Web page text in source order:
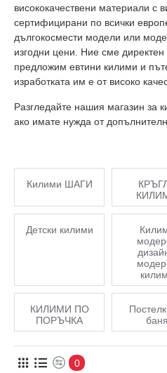
висококачествени материали с
сертифицирани по всички
дългокосмести модели или
изгодни цени. Ние сме
предложим евтини килими и
изработката им е от високо
Разгледайте нашия магазин за
ако имате нужда от
Килими ШАГИ
Детски килими
КИЛИМИ ПО
ПОРЪЧКА
баня
0